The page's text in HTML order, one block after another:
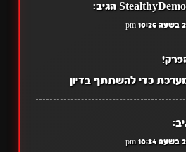
הגיב:
כדי להשתתף בדיון